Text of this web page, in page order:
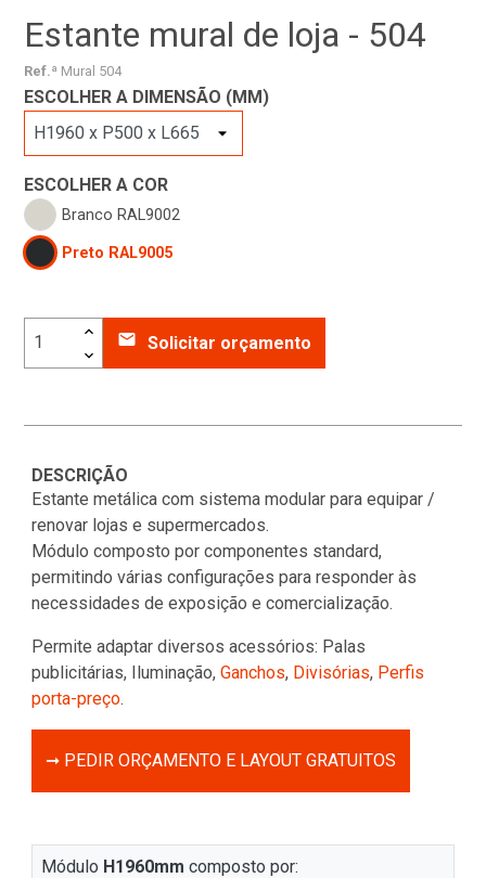
Estante mural de loja - 504
Ref.ª Mural 504
ESCOLHER A DIMENSÃO (MM)
ESCOLHER A COR
Branco RAL9002
Preto RAL9005
email Solicitar orçamento
DESCRIÇÃO
Estante metálica com sistema modular para equipar /
renovar lojas e supermercados.
Módulo composto por componentes standard,
permitindo várias configurações para responder às
necessidades de exposição e comercialização.
Permite adaptar diversos acessórios: Palas
publicitárias, Iluminação, Ganchos, Divisórias, Perfis
porta-preço.
➞ PEDIR ORÇAMENTO E LAYOUT GRATUITOS
Módulo H1960mm composto por: